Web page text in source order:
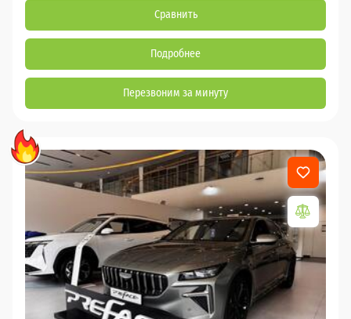
Сравнить
Подробнее
Перезвоним за минуту